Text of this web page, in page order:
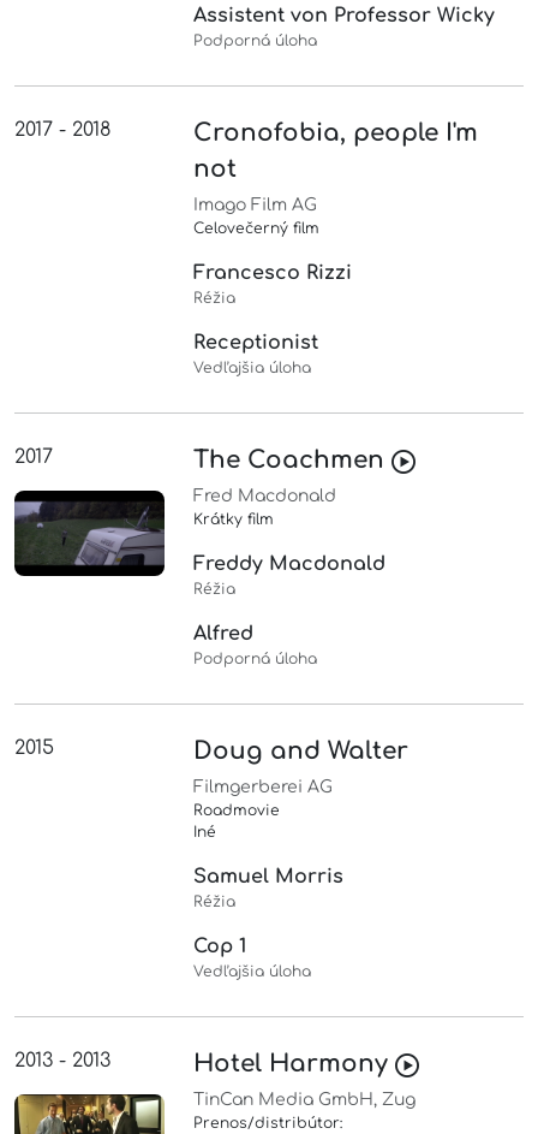
Assistent von Professor Wicky
Podporná úloha
2017 - 2018
Cronofobia, people I'm
not
Imago Film AG
Celovečerný film
Francesco Rizzi
Réžia
Receptionist
Vedľajšia úloha
2017 The Coachmen
Fred Macdonald
Krátky film
Freddy Macdonald
Réžia
Alfred
Podporná úloha
2015 Doug and Walter
Filmgerberei AG
Roadmovie
Iné
Samuel Morris
Réžia
Cop 1
Vedľajšia úloha
2013 - 2013 Hotel Harmony
TinCan Media GmbH, Zug
Prenos/distribútor: